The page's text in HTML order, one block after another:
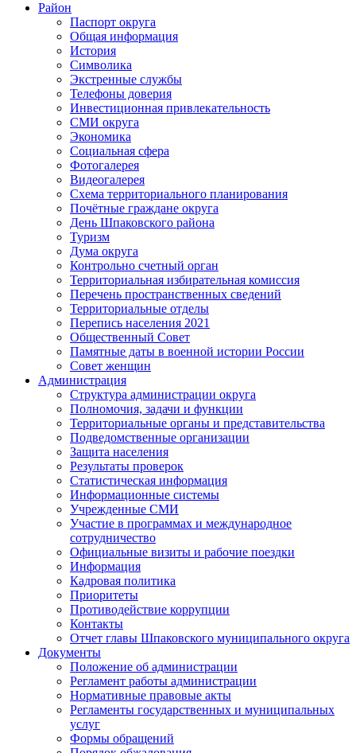
Район
Паспорт округа
Общая информация
История
Символика
Экстренные службы
Телефоны доверия
Инвестиционная привлекательность
СМИ округа
Экономика
Социальная сфера
Фотогалерея
Видеогалерея
Схема территориального планирования
Почётные граждане округа
День Шпаковского района
Туризм
Дума округа
Контрольно счетный орган
Территориальная избирательная комиссия
Перечень пространственных сведений
Территориальные отделы
Перепись населения 2021
Общественный Совет
Памятные даты в военной истории России
Совет женщин
Администрация
Структура администрации округа
Полномочия, задачи и функции
Территориальные органы и представительства
Подведомственные организации
Защита населения
Результаты проверок
Статистическая информация
Информационные системы
Учрежденные СМИ
Участие в программах и международное
сотрудничество
Официальные визиты и рабочие поездки
Информация
Кадровая политика
Приоритеты
Противодействие коррупции
Контакты
Отчет главы Шпаковского муниципального округа
Документы
Положение об администрации
Регламент работы администрации
Нормативные правовые акты
Регламенты государственных и муниципальных
услуг
Формы обращений